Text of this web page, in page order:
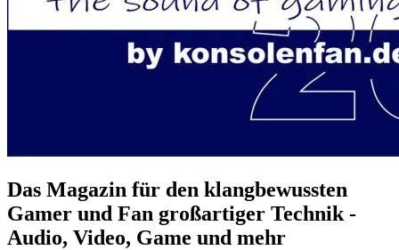
Das Magazin für den klangbewussten
Gamer und Fan großartiger Technik -
Audio, Video, Game und mehr